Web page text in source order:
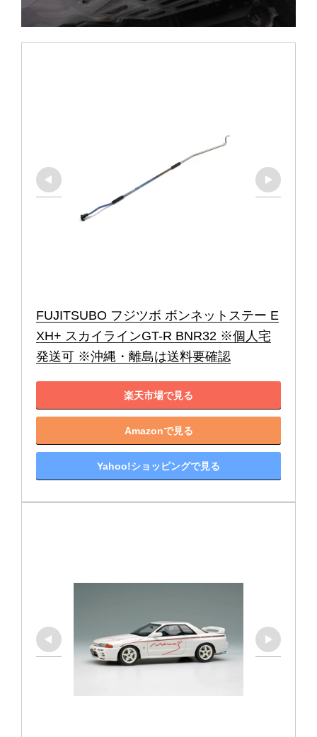
FUJITSUBO フジツボ ボンネットステー E
XH+ スカイラインGT-R BNR32 ※個人宅
発送可 ※沖縄・離島は送料要確認
楽天市場で見る
Amazonで見る
Yahoo!ショッピングで見る